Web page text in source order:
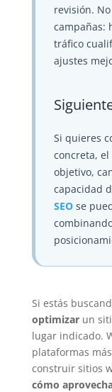
revisión.
campañas:
tráfico
ajustes
Si quieres
concreta,
objetivo,
capacidad
SEOse
Si estás
optimizarun
lugar indicado.
plataformas
construir sitios
cómo